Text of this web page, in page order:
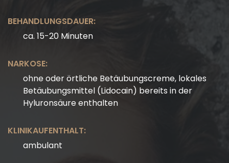
BEHANDLUNGSDAUER:
ca. 15-20 Minuten
NARKOSE:
ohne oder örtliche Betäubungscreme, lokales
Betäubungsmittel (Lidocain) bereits in der
Hyluronsäure enthalten
KLINIKAUFENTHALT:
ambulant